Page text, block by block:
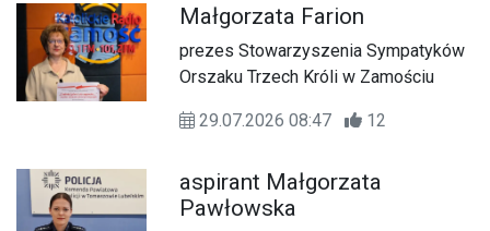
mało znane z tego okresu i regionu
fakty.
Małgorzata Farion
prezes Stowarzyszenia Sympatyków
Orszaku Trzech Króli w Zamościu
29.07.2026 08:47 12
aspirant Małgorzata
Pawłowska